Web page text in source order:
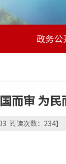
政务公
而审 为民
阅读次数： 234】